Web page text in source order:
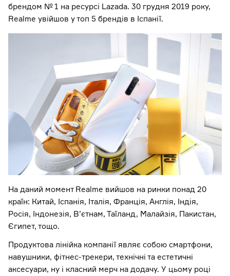
брендом № 1 на ресурсі Lazada. 30 грудня 2019 року,
Realme увійшов у топ 5 брендів в Іспанії.
На даний момент Realme вийшов на ринки понад 20
країн: Китай, Іспанія, Італія, Франція, Англія, Індія,
Росія, Індонезія, В’єтнам, Таїланд, Малайзія, Пакистан,
Єгипет, тощо.
Продуктова лінійка компанії являє собою смартфони,
навушники, фітнес-трекери, технічні та естетичні
аксесуари, ну і класний мерч на додачу. У цьому році